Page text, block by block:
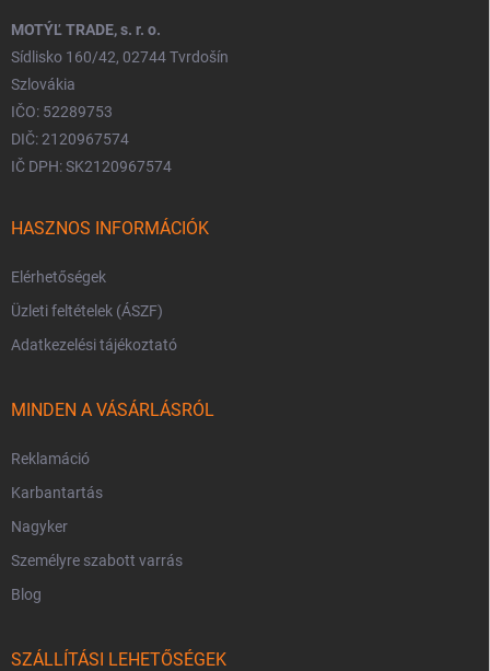
MOTÝĽ TRADE, s. r. o.
Sídlisko 160/42, 02744 Tvrdošín
Szlovákia
IČO: 52289753
DIČ: 2120967574
IČ DPH: SK2120967574
HASZNOS INFORMÁCIÓK
Elérhetőségek
Üzleti feltételek (ÁSZF)
Adatkezelési tájékoztató
MINDEN A VÁSÁRLÁSRÓL
Reklamáció
Karbantartás
Nagyker
Személyre szabott varrás
Blog
SZÁLLÍTÁSI LEHETŐSÉGEK